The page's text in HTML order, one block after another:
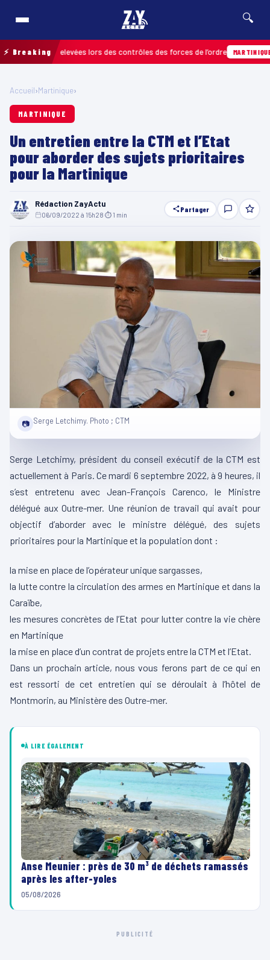
🔍
⚡ Breakingrelevées lors des contrôles des forces de l’ordre MARTINIQUE
Accueil›Martinique›
MARTINIQUE
Un entretien entre la CTM et l’Etat
pour aborder des sujets prioritaires
pour la Martinique
Rédaction ZayActu
06/09/2022 à 15h28 ⏱ 1 min
Partager
📷 Serge Letchimy. Photo ; CTM
Serge Letchimy, président du conseil exécutif de la CTM est
actuellement à Paris. Ce mardi 6 septembre 2022, à 9 heures, il
s’est entretenu avec Jean-François Carenco, le Ministre
délégué aux Outre-mer. Une réunion de travail qui avait pour
objectif d’aborder avec le ministre délégué, des sujets
prioritaires pour la Martinique et la population dont :
la mise en place de l’opérateur unique sargasses,
la lutte contre la circulation des armes en Martinique et dans la
Caraïbe,
les mesures concrètes de l’Etat pour lutter contre la vie chère
en Martinique
la mise en place d’un contrat de projets entre la CTM et l’Etat.
Dans un prochain article, nous vous ferons part de ce qui en
est ressorti de cet entretien qui se déroulait à l’hôtel de
Montmorin, au Ministère des Outre-mer.
À LIRE ÉGALEMENT
Anse Meunier : près de 30 m³ de déchets ramassés
après les after-yoles
05/08/2026
PUBLICITÉ